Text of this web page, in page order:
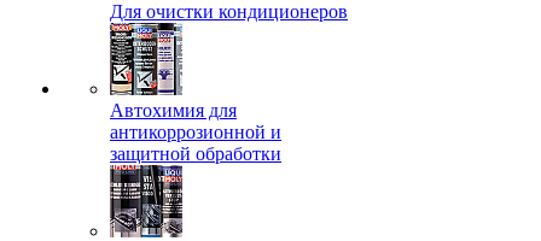
Для очистки кондиционеров
Автохимия для
антикоррозионной и
защитной обработки